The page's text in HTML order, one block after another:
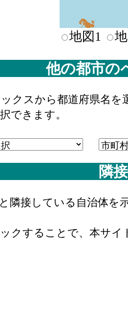
地図1
他の都市の
クスから都道府県名
できます。
隣
隣接している自治体
クすることで、本サ